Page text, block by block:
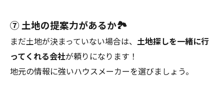
⑦ 土地の提案力があるか🏞
まだ土地が決まっていない場合は、 土地探しを一緒に行
ってくれる会社が頼りになります！
地元の情報に強いハウスメーカーを選びましょう。